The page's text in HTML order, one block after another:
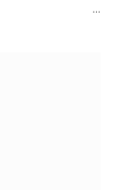
…